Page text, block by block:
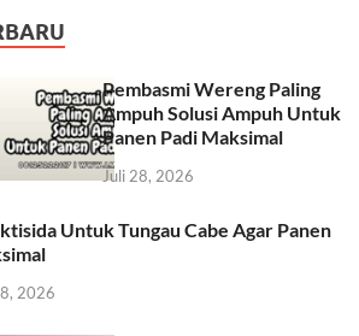
Pembasmi Wereng Paling
Ampuh Solusi Ampuh Untuk
Panen Padi Maksimal
Juli 28, 2026
Untuk Tungau Cabe Agar Panen
2026